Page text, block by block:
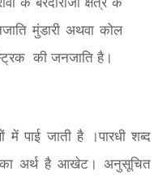
मुंडारी अथवा कोल
की जनजाति है।
पाई जाती है ।पारधी शब्द
अर्थ है आखेट। अनुसूचित